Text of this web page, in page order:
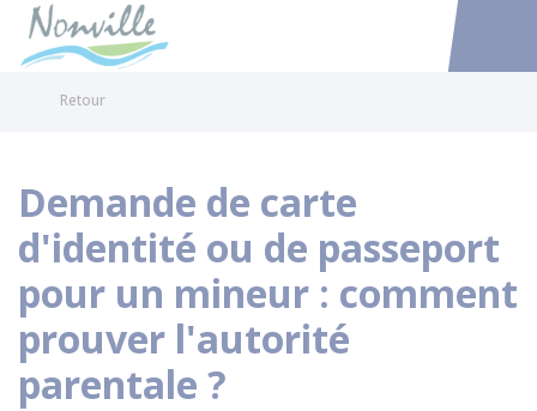
Accéder
Retour
Demande de carte
d'identité ou de passeport
pour un mineur : comment
prouver l'autorité
parentale ?